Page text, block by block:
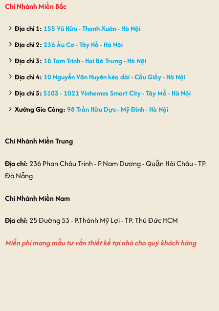
Chi Nhánh Miền Bắc
Địa chỉ 1: 155 Vũ Hữu - Thanh Xuân - Hà Nội
Địa chỉ 2: 236 Âu Cơ - Tây Hồ - Hà Nội
Địa chỉ 3: 18 Tam Trinh - Hai Bà Trưng - Hà Nội
Địa chỉ 4: 10 Nguyễn Văn Huyên kéo dài - Cầu Giấy - Hà Nội
Địa chỉ 5: S103 - 1021 Vinhomes Smart City - Tây Mỗ - Hà Nội
Xưởng Gia Công: 98 Trần Hữu Dực - Mỹ Đình - Hà Nội
Chi Nhánh Miền Trung
Địa chỉ: 236 Phan Châu Trinh - P.Nam Dương - Quận Hải Châu - TP.
Đà Nẵng
Chi Nhánh Miền Nam
Địa chỉ: 25 Đường 53 - P.Thành Mỹ Lợi - TP. Thủ Đức HCM
Miễn phí mang mẫu tư vấn thiết kế tại nhà cho quý khách hàng